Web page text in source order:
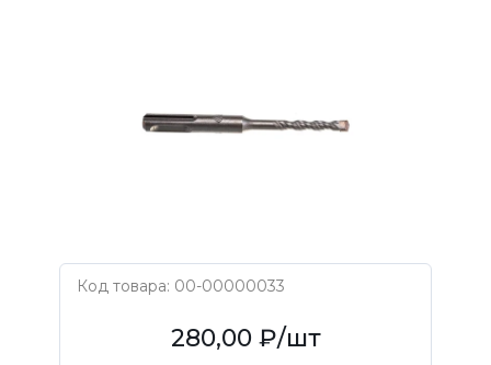
Код товара: 00-00000033
280,00 ₽/шт